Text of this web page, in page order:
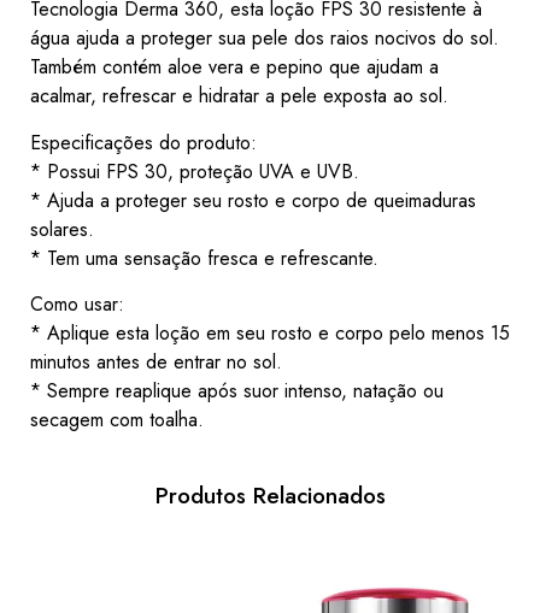
Tecnologia Derma 360, esta loção FPS 30 resistente à
água ajuda a proteger sua pele dos raios nocivos do sol.
Também contém aloe vera e pepino que ajudam a
acalmar, refrescar e hidratar a pele exposta ao sol.
Especificações do produto:
* Possui FPS 30, proteção UVA e UVB.
* Ajuda a proteger seu rosto e corpo de queimaduras
solares.
* Tem uma sensação fresca e refrescante.
Como usar:
* Aplique esta loção em seu rosto e corpo pelo menos 15
minutos antes de entrar no sol.
* Sempre reaplique após suor intenso, natação ou
secagem com toalha.
Produtos Relacionados